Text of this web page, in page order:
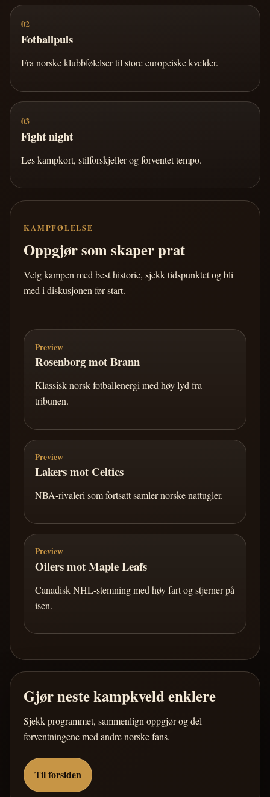
02
Fotballpuls
Fra norske klubbfølelser til store europeiske kvelder.
03
Fight night
Les kampkort, stilforskjeller og forventet tempo.
KAMPFØLELSE
Oppgjør som skaper prat
Velg kampen med best historie, sjekk tidspunktet og bli
med i diskusjonen før start.
Preview
Rosenborg mot Brann
Klassisk norsk fotballenergi med høy lyd fra
tribunen.
Preview
Lakers mot Celtics
NBA-rivaleri som fortsatt samler norske nattugler.
Preview
Oilers mot Maple Leafs
Canadisk NHL-stemning med høy fart og stjerner på
isen.
Gjør neste kampkveld enklere
Sjekk programmet, sammenlign oppgjør og del
forventningene med andre norske fans.
Til forsiden